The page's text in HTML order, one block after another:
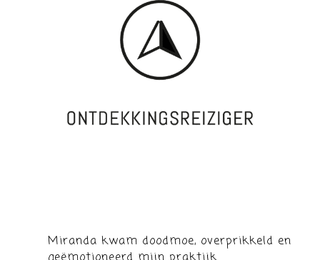
Miranda kwam doodmoe, overprikkeld en